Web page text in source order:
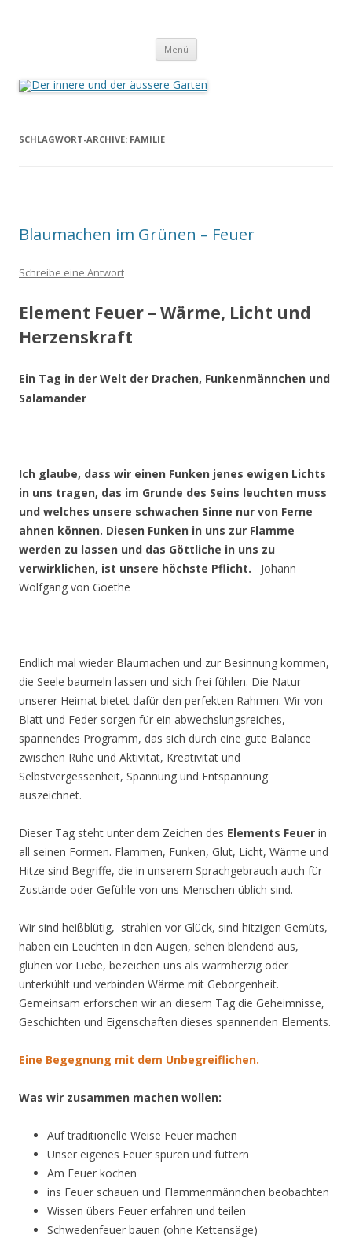
Menü Zum
springen
SCHLAGWORT-ARCHIVE: FAMILIE
Blaumachen im Grünen – Feuer
Schreibe eine Antwort
Element Feuer – Wärme, Licht und
Herzenskraft
Ein Tag in der Welt der Drachen, Funkenmännchen und
Salamander
Ich glaube, dass wir einen Funken jenes ewigen Lichts
in uns tragen, das im Grunde des Seins leuchten muss
und welches unsere schwachen Sinne nur von Ferne
ahnen können. Diesen Funken in uns zur Flamme
werden zu lassen und das Göttliche in uns zu
verwirklichen, ist unsere höchste Pflicht.
Johann
Wolfgang von Goethe
Endlich mal wieder Blaumachen und zur Besinnung kommen,
die Seele baumeln lassen und sich frei fühlen. Die Natur
unserer Heimat bietet dafür den perfekten Rahmen. Wir von
Blatt und Feder sorgen für ein abwechslungsreiches,
spannendes Programm, das sich durch eine gute Balance
zwischen Ruhe und Aktivität, Kreativität und
Selbstvergessenheit, Spannung und Entspannung
auszeichnet.
Dieser Tag steht unter dem Zeichen des Elements Feuer in
all seinen Formen. Flammen, Funken, Glut, Licht, Wärme und
Hitze sind Begriffe, die in unserem Sprachgebrauch auch für
Zustände oder Gefühle von uns Menschen üblich sind.
Wir sind heißblütig, strahlen vor Glück, sind hitzigen Gemüts,
haben ein Leuchten in den Augen, sehen blendend aus,
glühen vor Liebe, bezeichen uns als warmherzig oder
unterkühlt und verbinden Wärme mit Geborgenheit.
Gemeinsam erforschen wir an diesem Tag die Geheimnisse,
Geschichten und Eigenschaften dieses spannenden Elements.
Eine Begegnung mit dem Unbegreiflichen.
Was wir zusammen machen wollen:
Auf traditionelle Weise Feuer machen
Unser eigenes Feuer spüren und füttern
Am Feuer kochen
ins Feuer schauen und Flammenmännchen beobachten
Wissen übers Feuer erfahren und teilen
Schwedenfeuer bauen (ohne Kettensäge)